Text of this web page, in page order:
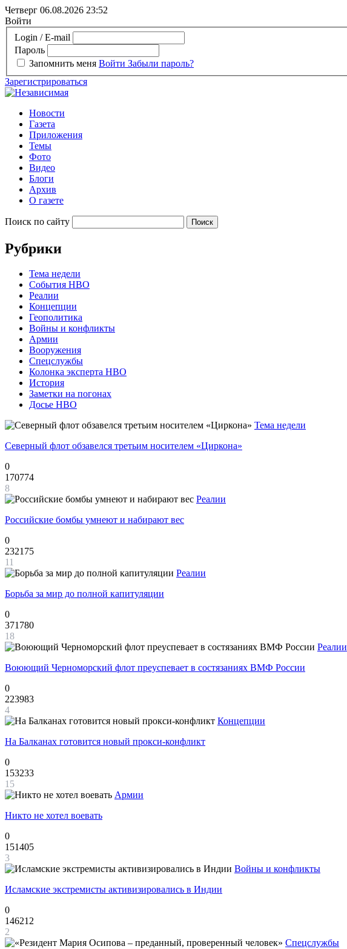
Четверг 06.08.2026 23:52
Войти
Login / E-mail
Пароль
Запомнить меня Войти Забыли пароль?
Зарегистрироваться
Новости
Газета
Приложения
Темы
Фото
Видео
Блоги
Архив
О газете
Поиск по сайту
Рубрики
Тема недели
События НВО
Реалии
Концепции
Геополитика
Войны и конфликты
Армии
Вооружения
Спецслужбы
Колонка эксперта НВО
История
Заметки на погонах
Досье НВО
Тема недели
Северный флот обзавелся третьим носителем «Циркона»
0
170774
8
Реалии
Российские бомбы умнеют и набирают вес
0
232175
11
Реалии
Борьба за мир до полной капитуляции
0
371780
18
Реалии
Воюющий Черноморский флот преуспевает в состязаниях ВМФ России
0
223983
4
Концепции
На Балканах готовится новый прокси-конфликт
0
153233
15
Армии
Никто не хотел воевать
0
151405
3
Войны и конфликты
Исламские экстремисты активизировались в Индии
0
146212
2
Спецслужбы